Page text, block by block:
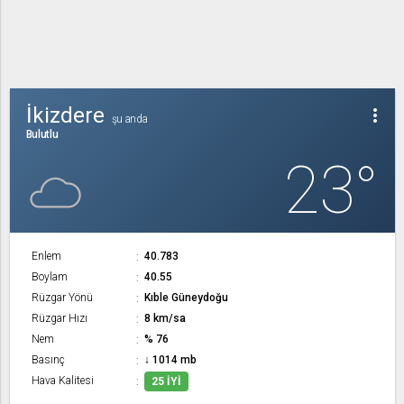
more_vert
İkizdere
şu anda
Bulutlu
23°
Enlem
40.783
Boylam
40.55
Rüzgar Yönü
Kıble Güneydoğu
Rüzgar Hızı
8 km/sa
Nem
% 76
Basınç
↓ 1014 mb
Hava Kalitesi
25 İYI